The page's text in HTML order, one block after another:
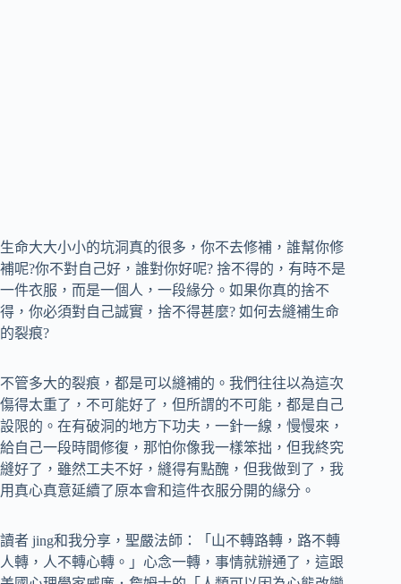
生命大大小小的坑洞真的很多，你不去修補，誰幫你修
補呢?你不對自己好，誰對你好呢? 捨不得的，有時不是
一件衣服，而是一個人，一段緣分。如果你真的捨不
得，你必須對自己誠實，捨不得甚麼? 如何去縫補生命
的裂痕?
不管多大的裂痕，都是可以縫補的。我們往往以為這次
傷得太重了，不可能好了，但所謂的不可能，都是自己
設限的。在有破洞的地方下功夫，一針一線，慢慢來，
給自己一段時間修復，那怕你像我一樣笨拙，但我終究
縫好了，雖然工夫不好，縫得有點醜，但我做到了，我
用真心真意延續了原本會和這件衣服分開的緣分。
讀者 jing和我分享，聖嚴法師：「山不轉路轉，路不轉
人轉，人不轉心轉。」心念一轉，事情就辦通了，這跟